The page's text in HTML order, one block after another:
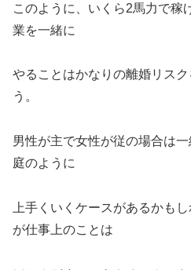
このように、いくら2馬力で稼
業を一緒に
やることはかなりの離婚リス
う。
男性が主で女性が従の場合は
庭のように
上手くいくケースがあるかも
が仕事上のことは